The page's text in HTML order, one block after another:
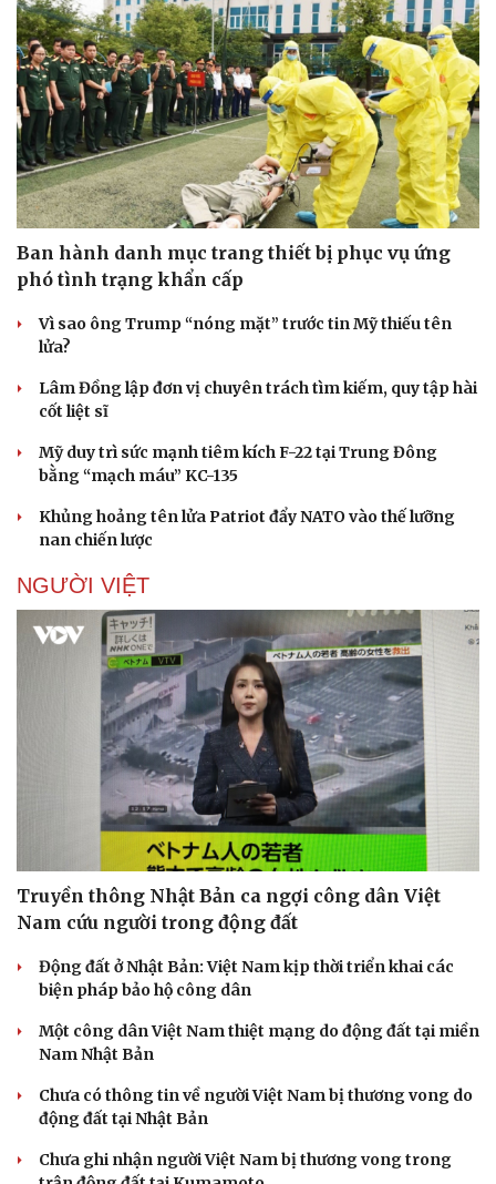
Tư vấn luật
Quân sự - Quốc phòng
Vũ khí
Việt Nam
Phân tích
Ban hành danh mục trang thiết bị phục vụ ứng
phó tình trạng khẩn cấp
Vì sao ông Trump “nóng mặt” trước tin Mỹ thiếu tên
lửa?
Lâm Đồng lập đơn vị chuyên trách tìm kiếm, quy tập hài
cốt liệt sĩ
Mỹ duy trì sức mạnh tiêm kích F-22 tại Trung Đông
bằng “mạch máu” KC-135
Khủng hoảng tên lửa Patriot đẩy NATO vào thế lưỡng
nan chiến lược
NGƯỜI VIỆT
Truyền thông Nhật Bản ca ngợi công dân Việt
Nam cứu người trong động đất
Động đất ở Nhật Bản: Việt Nam kịp thời triển khai các
biện pháp bảo hộ công dân
Một công dân Việt Nam thiệt mạng do động đất tại miền
Nam Nhật Bản
Chưa có thông tin về người Việt Nam bị thương vong do
động đất tại Nhật Bản
Chưa ghi nhận người Việt Nam bị thương vong trong